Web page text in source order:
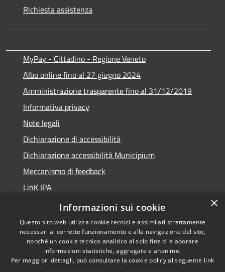
Richiesta assistenza
MyPay - Cittadino - Regione Veneto
Albo online fino al 27 giugno 2024
Amministrazione trasparente fino al 31/12/2019
Informativa privacy
Note legali
Dichiarazione di accessibilità
Dichiarazione accessibilità Municipium
Meccanismo di feedback
LinK IPA
Social media policy
Accessibilità
Copyright © 2026 • Comune di
Calalzo di Cadore • Powered by
×
Informazioni sui cookie
Questo sito web utilizza cookie tecnici e assimilati strettamente
necessari al corretto funzionamento e alla navigazione del sito,
nonché un cookie tecnico analitico al solo fine di elaborare
informazioni statistiche, aggregate e anonime.
Per maggiori dettagli, può consultare la cookie policy al seguente link